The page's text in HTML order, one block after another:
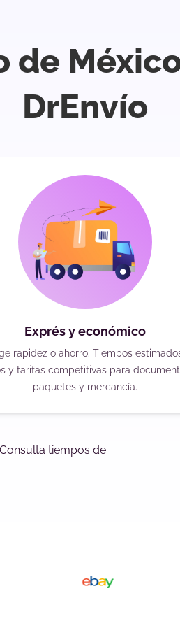
de
DrEnvío
Exprés y económico
rapidez o ahorro. Tiempos
y tarifas competitivas para
paquetes y mercancía.
tiempos de